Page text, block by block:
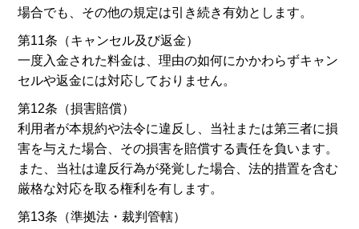
場合でも、その他の規定は引き続き有効とします。
第11条（キャンセル及び返金）
一度入金された料金は、理由の如何にかかわらずキャン
セルや返金には対応しておりません。
第12条（損害賠償）
利用者が本規約や法令に違反し、当社または第三者に損
害を与えた場合、その損害を賠償する責任を負います。
また、当社は違反行為が発覚した場合、法的措置を含む
厳格な対応を取る権利を有します。
第13条（準拠法・裁判管轄）